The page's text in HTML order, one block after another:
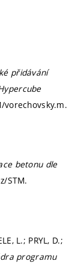
přidávání
vorechovsky.m.
betonu dle
STM.
L.; PRYL, D.;
programu